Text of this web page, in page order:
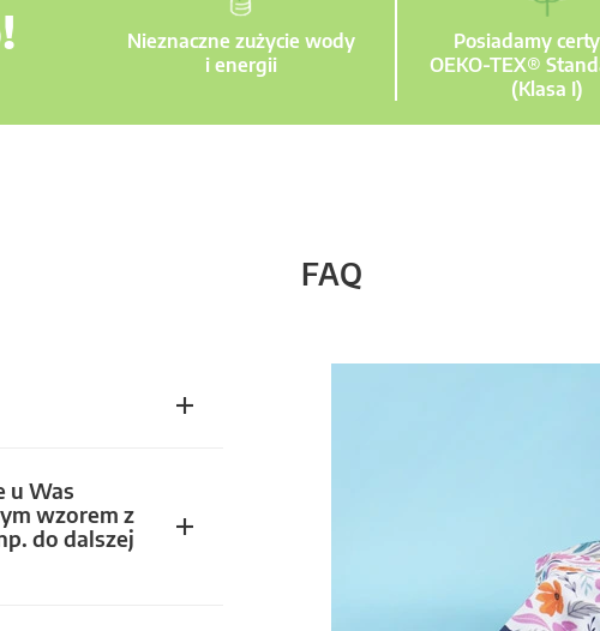
Nieznaczne zużycie wody
i energii
Posiadamy
OEKO-TEX®
(Klasa I)
FAQ
u Was
wzorem z
do dalszej